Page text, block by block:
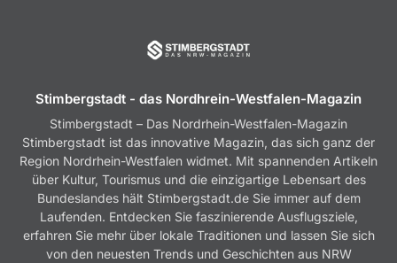
Stimbergstadt - das Nordhrein-Westfalen-Magazin
Stimbergstadt – Das Nordrhein-Westfalen-Magazin
Stimbergstadt ist das innovative Magazin, das sich ganz der
Region Nordrhein-Westfalen widmet. Mit spannenden Artikeln
über Kultur, Tourismus und die einzigartige Lebensart des
Bundeslandes hält Stimbergstadt.de Sie immer auf dem
Laufenden. Entdecken Sie faszinierende Ausflugsziele,
erfahren Sie mehr über lokale Traditionen und lassen Sie sich
von den neuesten Trends und Geschichten aus NRW